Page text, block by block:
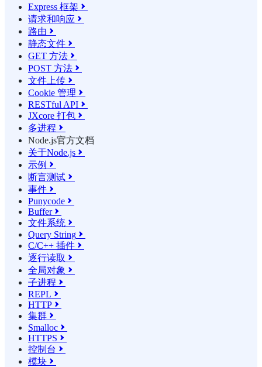
Express 框架 
请求和响应 
路由 
静态文件 
GET 方法 
POST 方法 
文件上传 
Cookie 管理 
RESTful API 
JXcore 打包 
多进程 
Node.js官方文档
关于Node.js 
示例 
断言测试 
事件 
Punycode 
Buffer
文件系统 
Query String 
C/C++ 插件 
逐行读取 
全局对象 
子进程 
REPL 
HTTP 
集群 
Smalloc 
HTTPS 
控制台 
模块 